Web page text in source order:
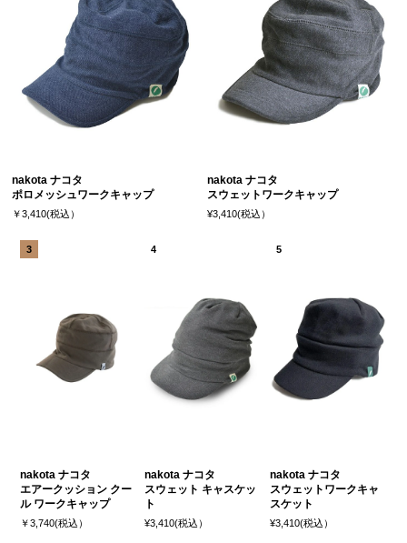
nakota ナコタ
ポロメッシュワークキャップ
￥3,410(税込）
nakota ナコタ
スウェットワークキャップ
¥3,410(税込）
nakota ナコタ
エアークッション クー
ル ワークキャップ
￥3,740(税込）
nakota ナコタ
スウェット キャスケッ
ト
¥3,410(税込）
nakota ナコタ
スウェットワークキャ
スケット
¥3,410(税込）